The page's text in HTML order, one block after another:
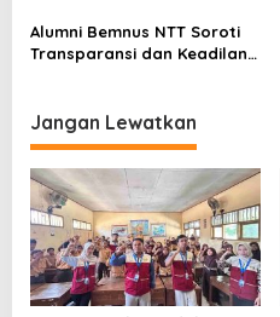
Ndao Berubah Permanen
Alumni Bemnus NTT Soroti
Transparansi dan Keadilan
Unkriswina Sumba
Jangan Lewatkan